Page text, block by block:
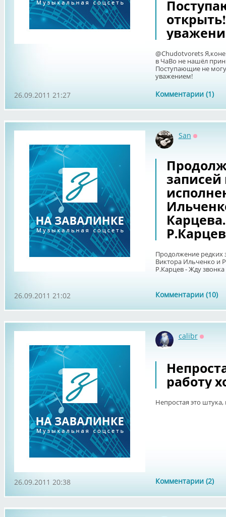
@Chudotvorets
в ЧаВо не нашёл
Поступающие не
уважением!
Комментарии (1)
26.09.2011 21:27
San
Продолжение редких
Виктора Ильченко и
Р.Карцев - Жду звонка
Комментарии (10)
26.09.2011 21:02
calibr
работу
Непростая это штука,
Комментарии (2)
26.09.2011 20:38